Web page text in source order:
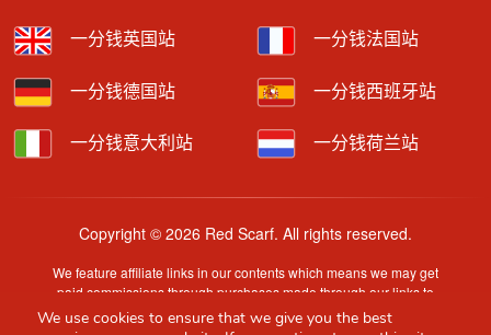
一分钱英国站 一分钱法国站
一分钱德国站 一分钱西班牙站
一分钱意大利站 一分钱荷兰站
Copyright © 2026 Red Scarf. All rights reserved.
We feature affiliate links in our contents which means we may get
paid commissions through purchases made through our links to
retailer sites.
We use cookies to ensure that we give you the best